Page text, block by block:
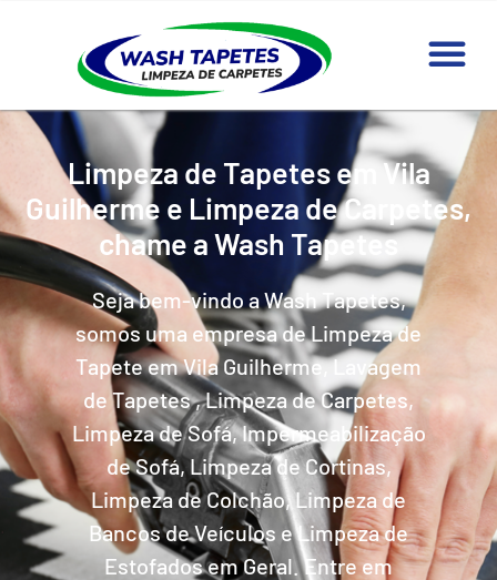
Limpeza de Tapetes em Vila
Guilherme e Limpeza de Carpetes,
chame a Wash Tapetes
Seja bem-vindo a Wash Tapetes,
somos uma empresa de Limpeza de
Tapete em Vila Guilherme, Lavagem
de Tapetes , Limpeza de Carpetes,
Limpeza de Sofá, Impermeabilização
de Sofá, Limpeza de Cortinas,
Limpeza de Colchão, Limpeza de
Bancos de Veículos e Limpeza de
Estofados em Geral. Entre em